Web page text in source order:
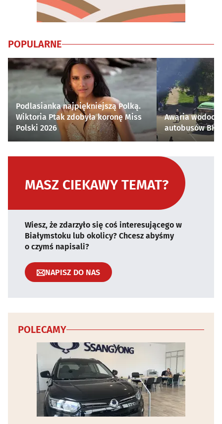
POPULARNE
Podlasianka najpiękniejszą Polką.
Wiktoria Ptak zdobyła koronę Miss
Polski 2026
Awaria
autobusów
MASZ CIEKAWY TEMAT?
Wiesz, że zdarzyło się coś interesującego w
Białymstoku lub okolicy? Chcesz abyśmy
o czymś napisali?
NAPISZ DO NAS
POLECAMY